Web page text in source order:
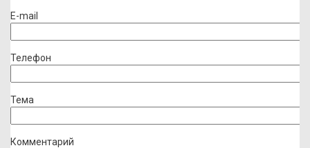
E-mail
Телефон
Тема
Комментарий